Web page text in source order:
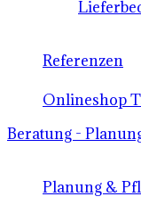
Referenzen
Onlineshop
Beratung -
Planung &